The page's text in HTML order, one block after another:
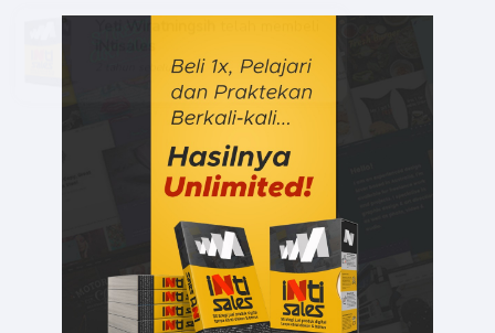
2 tahun sebelumnya